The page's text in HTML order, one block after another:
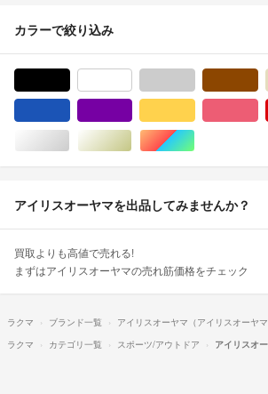
カラーで絞り込み
シルバー/銀色系ゴールド/金色系マルチカラー
アイリスオーヤマを出品してみませんか？
買取よりも高値で売れる!
まずはアイリスオーヤマの売れ筋価格をチェック
ラクマ ブランド一覧 アイリスオーヤマ（アイリスオーヤマ
ラクマ
カテゴリ一覧 スポーツ/アウトドア アイリスオ